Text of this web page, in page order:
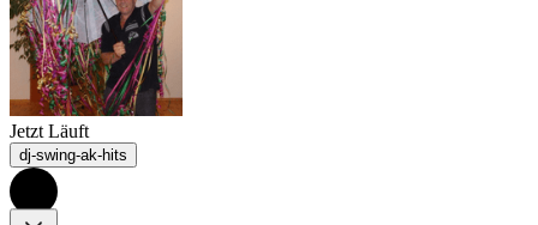
Jetzt Läuft
dj-swing-ak-hits